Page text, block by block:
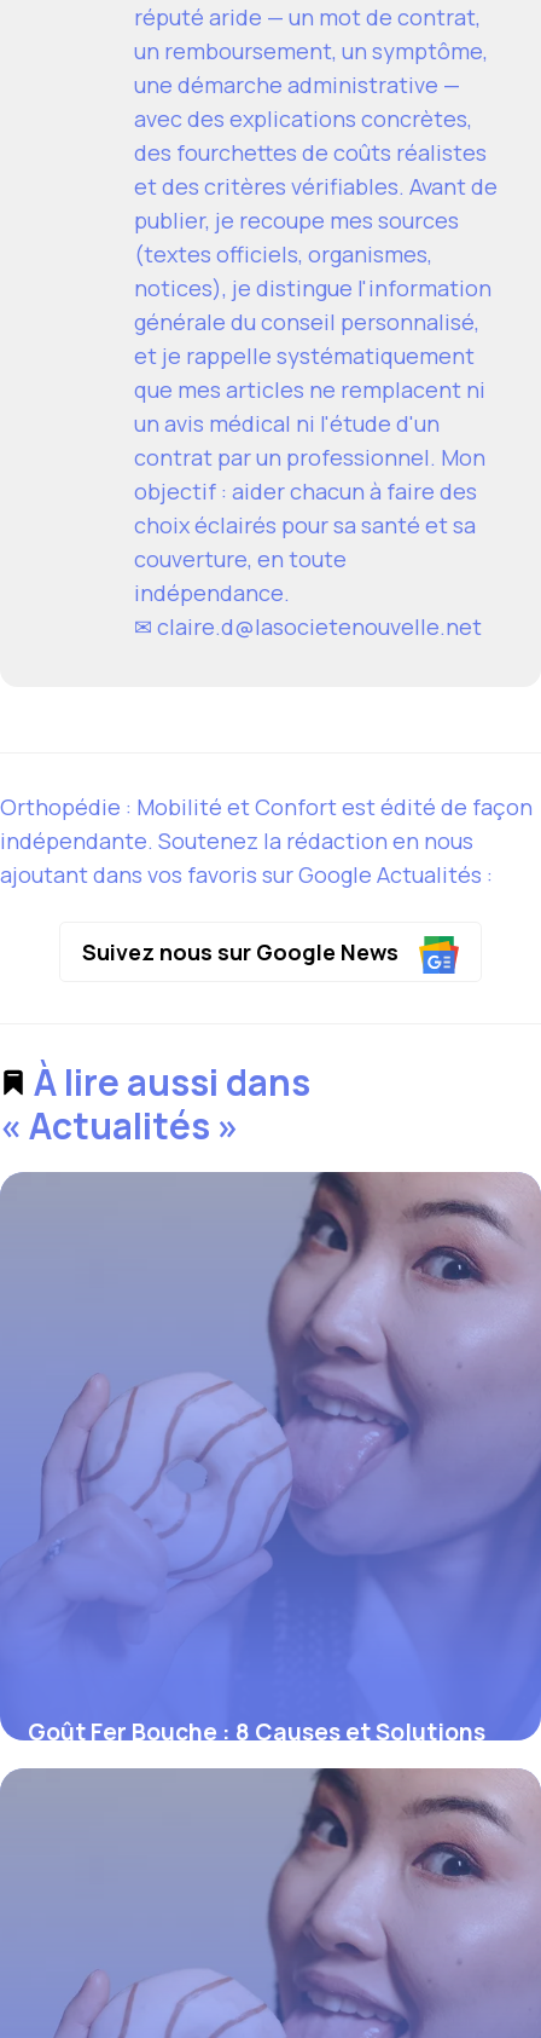
réputé aride — un mot de contrat,
un remboursement, un symptôme,
une démarche administrative —
avec des explications concrètes,
des fourchettes de coûts réalistes
et des critères vérifiables. Avant de
publier, je recoupe mes sources
(textes officiels, organismes,
notices), je distingue l'information
générale du conseil personnalisé,
et je rappelle systématiquement
que mes articles ne remplacent ni
un avis médical ni l'étude d'un
contrat par un professionnel. Mon
objectif : aider chacun à faire des
choix éclairés pour sa santé et sa
couverture, en toute
indépendance.
✉ claire.d@lasocietenouvelle.net
Orthopédie : Mobilité et Confort est édité de façon
indépendante. Soutenez la rédaction en nous
ajoutant dans vos favoris sur Google Actualités :
Suivez nous sur Google News
À lire aussi dans
« Actualités »
Goût Fer Bouche : 8 Causes et Solutions
Efficaces